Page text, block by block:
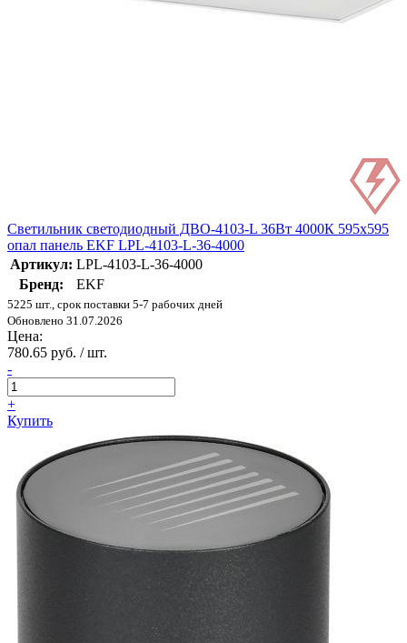
Светильник светодиодный ДВО-4103-L 36Вт 4000К 595х595
опал панель EKF LPL-4103-L-36-4000
Артикул: LPL-4103-L-36-4000
Бренд:
EKF
5225 шт., срок поставки 5-7 рабочих дней
Обновлено 31.07.2026
Цена:
780.65 руб. / шт.
-
+
Купить